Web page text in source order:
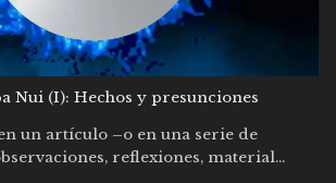
Nui (I): Hechos y presunciones
un artículo –o en una serie de
reflexiones, material...